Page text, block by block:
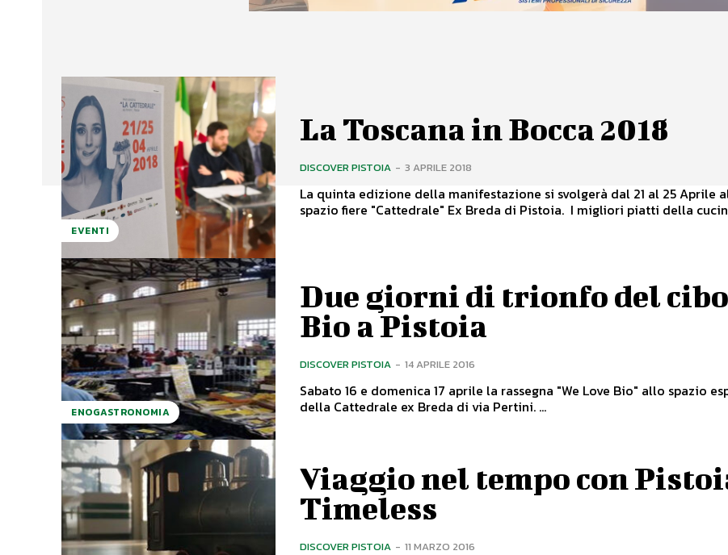
EVENTI
La Toscana in Bocca 2018
DISCOVER PISTOIA - 3 APRILE 2018
La quinta edizione della manifestazione si svolgerà dal 21 al 25 Aprile
spazio fiere "Cattedrale" Ex Breda di Pistoia. I migliori piatti della
ENOGASTRONOMIA
Due giorni di trionfo del cibo
Bio a Pistoia
DISCOVER PISTOIA - 14 APRILE 2016
Sabato 16 e domenica 17 aprile la rassegna "We Love Bio" allo spazio
della Cattedrale ex Breda di via Pertini. ...
Viaggio nel tempo con
Timeless
DISCOVER PISTOIA - 11 MARZO 2016